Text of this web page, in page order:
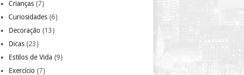
Crianças (7)
Curiosidades (6)
Decoração (13)
Dicas (23)
Estilos de Vida (9)
Exercício (7)